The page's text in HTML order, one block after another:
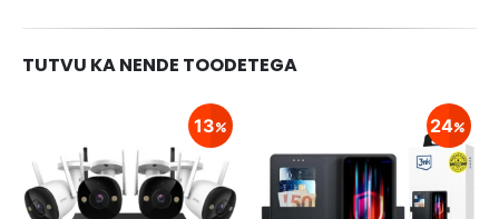
TUTVU KA NENDE TOODETEGA
13 24